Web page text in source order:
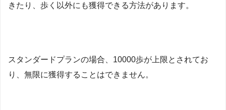
きたり、歩く以外にも獲得できる方法があります。
スタンダードプランの場合、10000歩が上限とされてお
り、無限に獲得することはできません。